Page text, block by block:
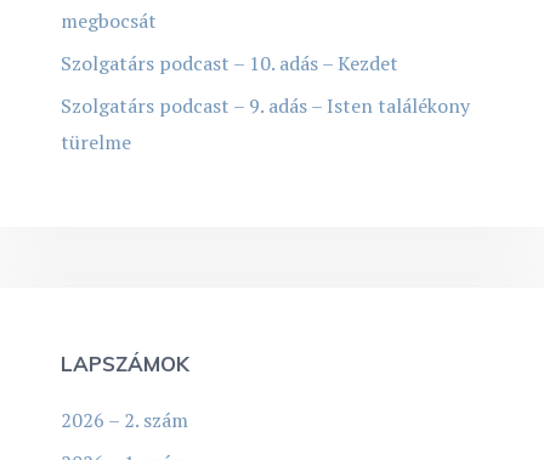
megbocsát
Szolgatárs podcast – 10. adás – Kezdet
Szolgatárs podcast – 9. adás – Isten találékony
türelme
LAPSZÁMOK
2026 – 2. szám